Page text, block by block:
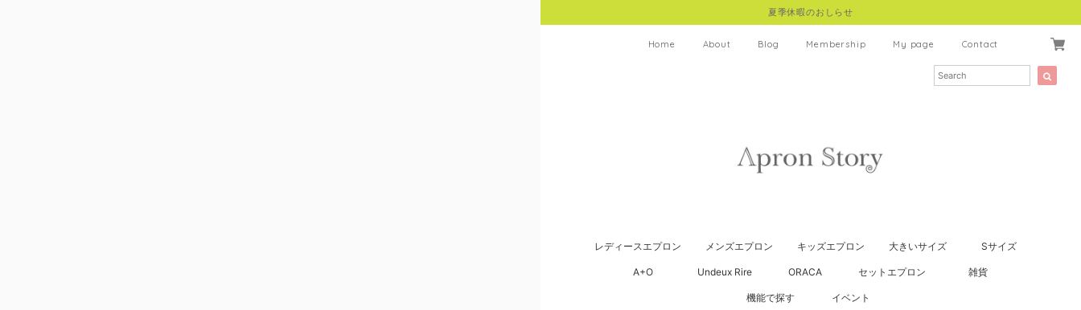
夏季休暇のおしらせ
Home About Blog Membership My page Contact
レディースエプロン メンズエプロン キッズエプロン 大きいサイズ Sサイズ
A+O Undeux Rire ORACA セットエプロン 雑貨
機能で探す イベント